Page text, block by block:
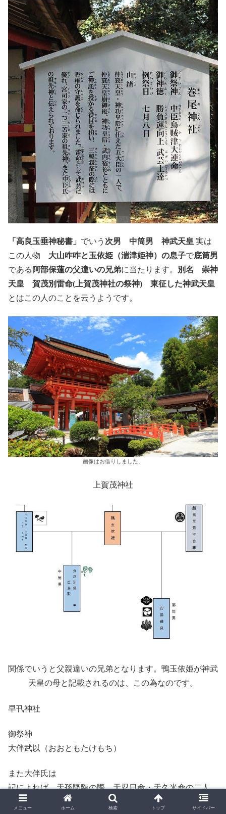
「高良玉垂神秘書」 でいう 次男 中筒男 神武天皇 実は
この人物 大山咋咋と玉依姫（湍津姫神）の息子で底筒男
である 阿部保蓮の父違いの兄弟に当たります。
別名 崇神
天皇
賀茂別雷命(上賀茂神社の祭神)
東征した神武天皇
とはこの人のことを云うようです。
画像はお借りしました。
上賀茂神社
関係でいうと父親違いの兄弟となります。鴨玉依姫が神武
天皇の母と記載されるのは、この為なのです。
早卂神社
御祭神
大伴武以（おおともたけもち）
また大伴氏は
記によれば、天孫降臨の際、天忍日命・天久米命の二人
が、天の石靫を負い、頭椎(くぶつち)の太刀を佩き、天の
メニュー ホーム 検索 トップ サイドバー